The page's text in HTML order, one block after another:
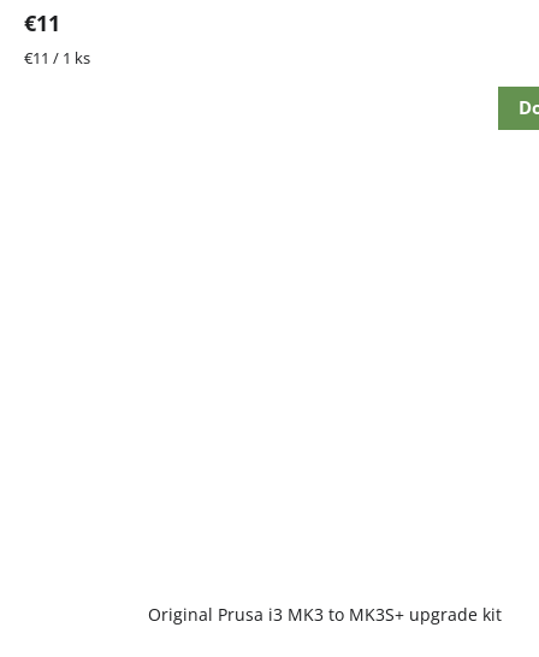
€11
Jednotková
€11 / 1 ks
Original Prusa i3 MK3 to MK3S+ upgrade kit